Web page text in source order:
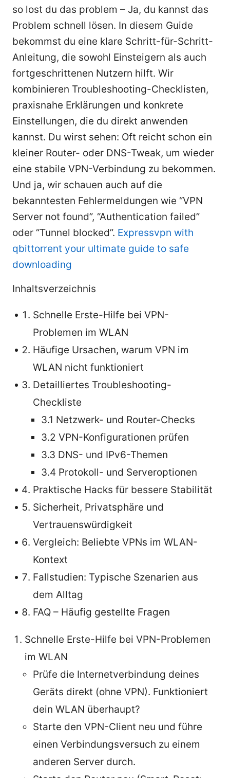
so lost du das problem – Ja, du kannst das
Problem schnell lösen. In diesem Guide
bekommst du eine klare Schritt-für-Schritt-
Anleitung, die sowohl Einsteigern als auch
fortgeschrittenen Nutzern hilft. Wir
kombinieren Troubleshooting-Checklisten,
praxisnahe Erklärungen und konkrete
Einstellungen, die du direkt anwenden
kannst. Du wirst sehen: Oft reicht schon ein
kleiner Router- oder DNS-Tweak, um wieder
eine stabile VPN-Verbindung zu bekommen.
Und ja, wir schauen auch auf die
bekanntesten Fehlermeldungen wie “VPN
Server not found”, “Authentication failed”
oder “Tunnel blocked”. Expressvpn with
qbittorrent your ultimate guide to safe
downloading
Inhaltsverzeichnis
Schnelle Erste-Hilfe bei VPN-
Problemen im WLAN
Häufige Ursachen, warum VPN im
WLAN nicht funktioniert
Detailliertes Troubleshooting-
Checkliste
3.1 Netzwerk- und Router-Checks
3.2 VPN-Konfigurationen prüfen
3.3 DNS- und IPv6-Themen
3.4 Protokoll- und Serveroptionen
Praktische Hacks für bessere Stabilität
Sicherheit, Privatsphäre und
Vertrauenswürdigkeit
Vergleich: Beliebte VPNs im WLAN-
Kontext
Fallstudien: Typische Szenarien aus
dem Alltag
FAQ – Häufig gestellte Fragen
Schnelle Erste-Hilfe bei VPN-Problemen
im WLAN
Prüfe die Internetverbindung deines
Geräts direkt (ohne VPN). Funktioniert
dein WLAN überhaupt?
Starte den VPN-Client neu und führe
einen Verbindungsversuch zu einem
anderen Server durch.